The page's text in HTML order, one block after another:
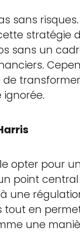
sans
stratégie
sans un
opter pour
point
une
tout en
une